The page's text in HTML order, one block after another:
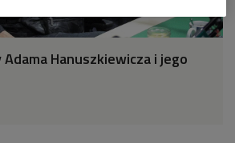
Hanuszkiewicza i jego